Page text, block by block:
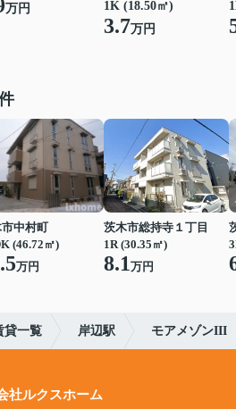
万円
1K (18.50㎡)
3.7万円
中村町
(46.72㎡)
万円
茨木市総持寺１丁目
1R (30.35㎡)
8.1万円
貸一覧 岸辺駅 モアメゾンIII
社ルクスホーム